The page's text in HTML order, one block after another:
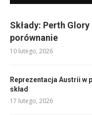
Składy: Perth
porównanie
10 lutego, 2026
Reprezentacja Austrii w
skład
17 lutego, 2026